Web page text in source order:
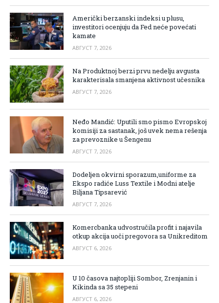
Američki berzanski indeksi u plusu,
investitori ocenjuju da Fed neće povećati
kamate
АВГУСТ 7, 2026
Na Produktnoj berzi prvu nedelju avgusta
karakterisala smanjena aktivnost učesnika
АВГУСТ 7, 2026
Neđo Mandić: Uputili smo pismo Evropskoj
komisiji za sastanak, još uvek nema rešenja
za prevoznike u Šengenu
АВГУСТ 7, 2026
Dodeljen okvirni sporazum,uniforme za
Ekspo radiće Luss Textile i Modni atelje
Biljana Tipsarević
АВГУСТ 7, 2026
Komercbanka udvostručila profit i najavila
otkup akcija uoči pregovora sa Unikreditom
АВГУСТ 6, 2026
U 10 časova najtopliji Sombor, Zrenjanin i
Kikinda sa 35 stepeni
АВГУСТ 6, 2026